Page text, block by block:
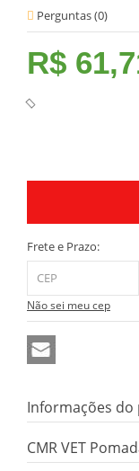
Perguntas (0)
R$
Frete e Prazo:
Não sei meu cep
Informações
CMR VET